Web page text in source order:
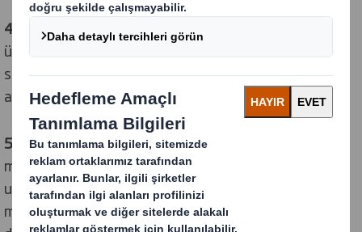
4. Üretiyoruz
Test aşamasından sonra yeni POS fikriniz
üretilecek ve basılacaktır. Ayrıca, birlikte paketleme ve
satıcılar gibi sipariş karşılama konularını da dikkate
alıyoruz.
5. Dağıtımını yapıyoruzPOS kampanyanızı doğrudan
mağazanıza veya dağıtım merkezleriniz üzerinden
ulaştırıyoruz. Ekranlarda kullanılmayan herhangi bir
malzeme, israfı azaltmak için kolayca geri